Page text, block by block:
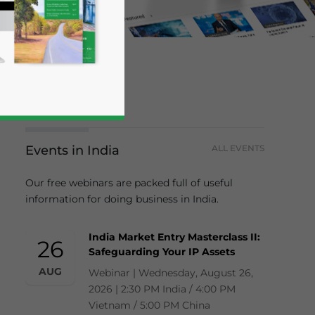
Events in India ALL EVENTS
Our free webinars are packed full of useful
information for doing business in India.
26
AUG
India Market Entry Masterclass II:
Safeguarding Your IP Assets
Webinar | Wednesday, August 26,
2026 | 2:30 PM India / 4:00 PM
Vietnam / 5:00 PM China
news and updates for Asia!